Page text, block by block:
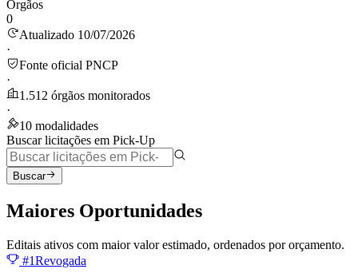
Órgãos
0
Atualizado 10/07/2026
·
Fonte oficial PNCP
·
1.512 órgãos monitorados
·
10 modalidades
Buscar licitações em Pick-Up
Buscar
Maiores Oportunidades
Editais ativos com maior valor estimado, ordenados por orçamento.
#1Revogada